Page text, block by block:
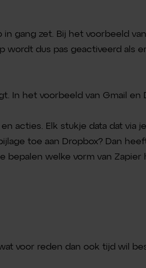
gang zet. Bij het voorbeeld
wordt dus pas geactiveerd als
In het voorbeeld van Gmail en
acties. Elk stukje data dat via
toe aan Dropbox? Dan
bepalen welke vorm van Zapier
voor reden dan ook tijd wil